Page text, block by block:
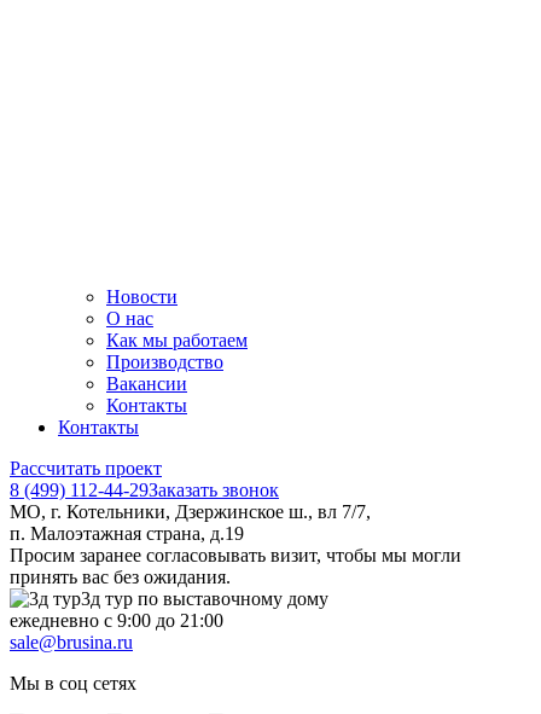
Новости
О нас
Как мы работаем
Производство
Вакансии
Контакты
Контакты
Рассчитать проект
8 (499) 112-44-29Заказать звонок
МО, г. Котельники, Дзержинское ш., вл 7/7,
п. Малоэтажная страна, д.19
Просим заранее согласовывать визит, чтобы мы могли
принять вас без ожидания.
3д тур по выставочному дому
ежедневно с 9:00 до 21:00
sale@brusina.ru
Мы в соц сетях